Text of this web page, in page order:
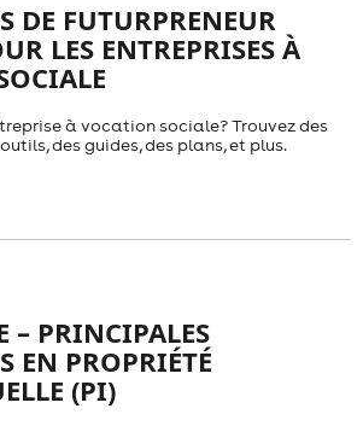
DE FUTURPRENEUR
LES ENTREPRISES À
à vocation sociale? Trouvez des
des guides, des plans, et plus.
– PRINCIPALES
EN PROPRIÉTÉ
(PI)